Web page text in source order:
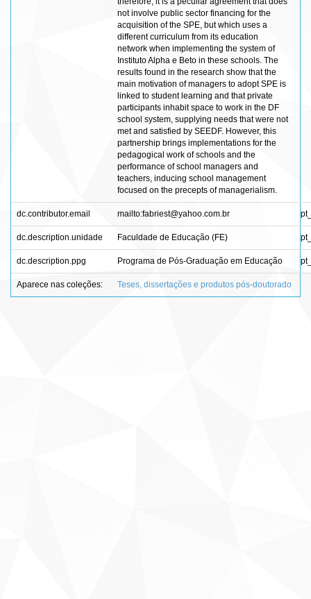
not involve public sector financing for the
acquisition of the SPE, but which uses a
different curriculum from its education
network when implementing the system of
Instituto Alpha e Beto in these schools. The
results found in the research show that the
main motivation of managers to adopt SPE is
linked to student learning and that private
participants inhabit space to work in the DF
school system, supplying needs that were not
met and satisfied by SEEDF. However, this
partnership brings implementations for the
pedagogical work of schools and the
performance of school managers and
teachers, inducing school management
focused on the precepts of managerialism.
dc.contributor.email mailto:fabriest@yahoo.com.br
dc.description.unidade Faculdade de Educação (FE)
dc.description.ppg Programa de Pós-Graduação em Educação
Aparece nas coleções: Teses, dissertações e produtos pós-doutorado